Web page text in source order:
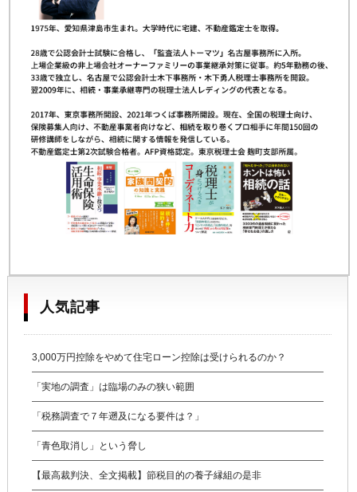
人気記事
3,000万円控除をやめて住宅ローン控除は受けられるのか？
「実地の調査」は臨場のみの狭い範囲
「税務調査で７年遡及になる要件は？」
「青色取消し」という脅し
【最高裁判決、全文掲載】節税目的の養子縁組の是非